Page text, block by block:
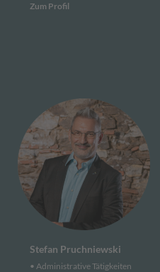
Zum Profil
Stefan Pruchniewski
• Administrative Tätigkeiten